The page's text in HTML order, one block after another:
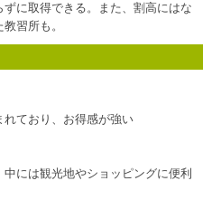
に取得できる。また、割高にはな
習所も。
れており、お得感が強い
には観光地やショッピングに便利